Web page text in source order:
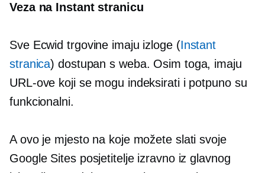
Veza na Instant stranicu
Sve Ecwid trgovine imaju izloge (Instant
stranica) dostupan s weba. Osim toga, imaju
URL-ove koji se mogu indeksirati i potpuno su
funkcionalni.
A ovo je mjesto na koje možete slati svoje
Google Sites posjetitelje izravno iz glavnog